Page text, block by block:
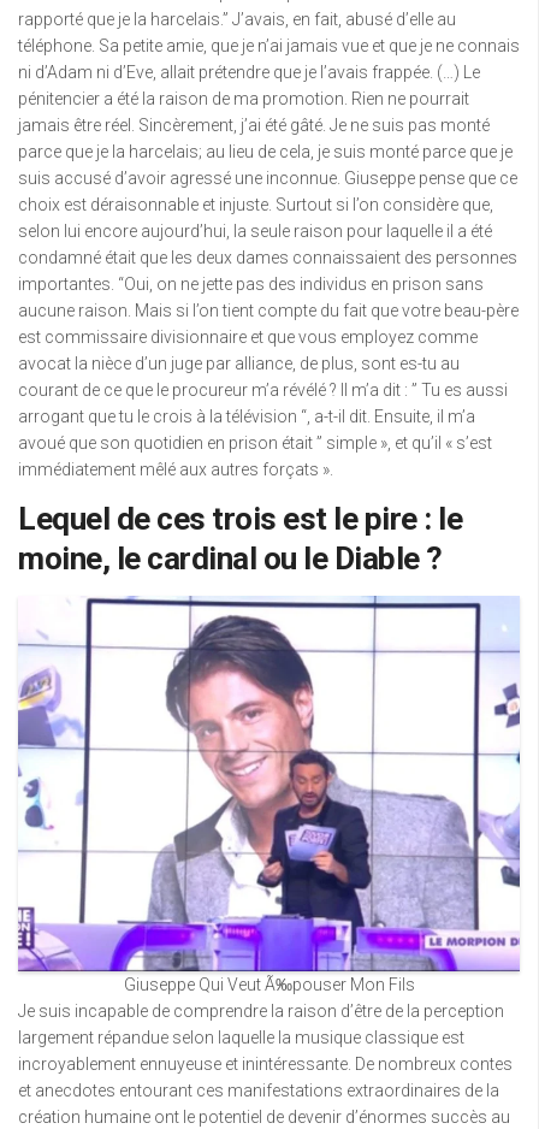
rapporté que je la harcelais.” J’avais, en fait, abusé d’elle au
téléphone. Sa petite amie, que je n’ai jamais vue et que je ne connais
ni d’Adam ni d’Eve, allait prétendre que je l’avais frappée. (…) Le
pénitencier a été la raison de ma promotion. Rien ne pourrait
jamais être réel. Sincèrement, j’ai été gâté. Je ne suis pas monté
parce que je la harcelais; au lieu de cela, je suis monté parce que je
suis accusé d’avoir agressé une inconnue. Giuseppe pense que ce
choix est déraisonnable et injuste. Surtout si l’on considère que,
selon lui encore aujourd’hui, la seule raison pour laquelle il a été
condamné était que les deux dames connaissaient des personnes
importantes. “Oui, on ne jette pas des individus en prison sans
aucune raison. Mais si l’on tient compte du fait que votre beau-père
est commissaire divisionnaire et que vous employez comme
avocat la nièce d’un juge par alliance, de plus, sont es-tu au
courant de ce que le procureur m’a révélé ? Il m’a dit : ” Tu es aussi
arrogant que tu le crois à la télévision “, a-t-il dit. Ensuite, il m’a
avoué que son quotidien en prison était ” simple », et qu’il « s’est
immédiatement mêlé aux autres forçats ».
Lequel de ces trois est le pire : le
moine, le cardinal ou le Diable ?
Giuseppe Qui Veut Ã‰pouser Mon Fils
Je suis incapable de comprendre la raison d’être de la perception
largement répandue selon laquelle la musique classique est
incroyablement ennuyeuse et inintéressante. De nombreux contes
et anecdotes entourant ces manifestations extraordinaires de la
création humaine ont le potentiel de devenir d’énormes succès au